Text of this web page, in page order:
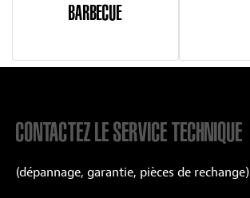
BARBECUE
CONTACTEZ LE SERVICE TECHNIQUE
(dépannage, garantie, pièces de rechange)